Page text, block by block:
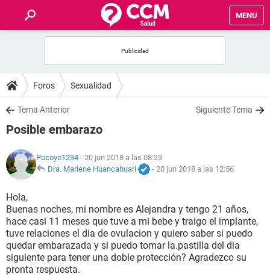
MENU
FOROS
SALUD
NUTRICIÓN
BIENESTAR
SEXUALIDAD
GLOSARIO
Foros Sexualidad
Tema Anterior Siguiente Tema
Posible embarazo
Pocoyo1234 - 20 jun 2018 a las 08:23
Dra. Marlene Huancahuari
- 20 jun 2018 a las 12:56
Hola,
Buenas noches, mi nombre es Alejandra y tengo 21 años,
hace casi 11 meses que tuve a mi bebe y traigo el implante,
tuve relaciones el dia de ovulacion y quiero saber si puedo
quedar embarazada y si puedo tomar la.pastilla del dia
siguiente para tener una doble protección? Agradezco su
pronta respuesta.